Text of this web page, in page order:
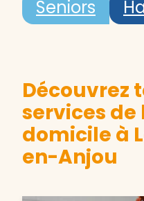
Seniors
Découvrez
services
domicile à
en-Anjou